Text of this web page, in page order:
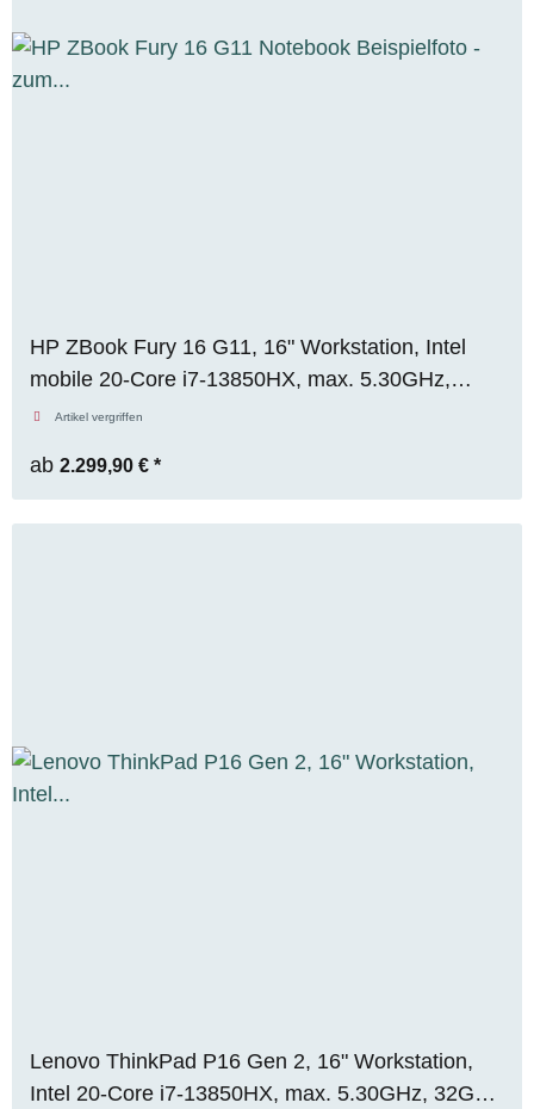
HP ZBook Fury 16 G11, 16" Workstation, Intel
mobile 20-Core i7-13850HX, max. 5.30GHz,
64GB RAM, 512GB M.2 SSD, Nvidia RTX 2000
Artikel vergriffen
ab 2.299,90 € *
Lenovo ThinkPad P16 Gen 2, 16" Workstation,
Intel 20-Core i7-13850HX, max. 5.30GHz, 32GB